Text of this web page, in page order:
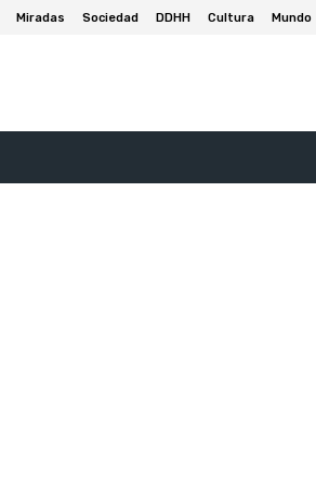
Miradas Sociedad DDHH Cultura Mundo